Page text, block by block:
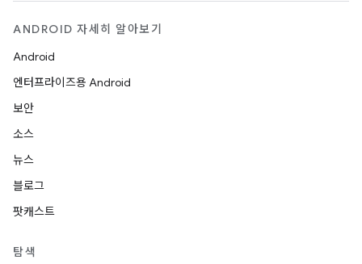
ANDROID 자세히 알아보기
Android
엔터프라이즈용 Android
보안
소스
뉴스
블로그
팟캐스트
탐색